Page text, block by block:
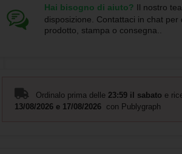
Hai bisogno di aiuto? Il nostro
disposizione. Contattaci in chat per
prodotto, stampa o consegna..
Ordinalo prima delle 23:59 il sabato e
13/08/2026 e 17/08/2026 con Publygraph